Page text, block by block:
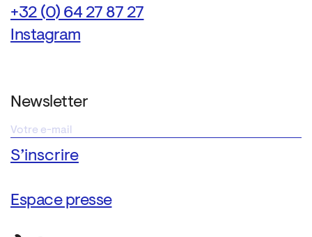
+32 (0) 64 27 87 27
Instagram
Newsletter
Espace presse